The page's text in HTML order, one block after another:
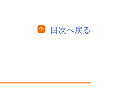
目次へ戻る